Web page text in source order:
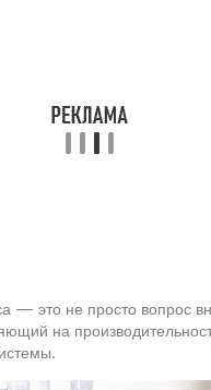
— это не просто вопрос
на